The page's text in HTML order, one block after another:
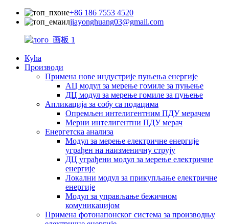
+86 186 7553 4520
jiayonghuang03@gmail.com
Кућа
Производи
Примена нове индустрије пуњења енергије
АЦ модул за мерење гомиле за пуњење
ДЦ модул за мерење гомиле за пуњење
Апликација за собу са подацима
Опремљен интелигентним ПДУ мерачем
Мерни интелигентни ПДУ мерач
Енергетска анализа
Модул за мерење електричне енергије
уграђен на наизменичну струју
ДЦ уграђени модул за мерење електричне
енергије
Локални модул за прикупљање електричне
енергије
Модул за управљање бежичном
комуникацијом
Примена фотонапонског система за производњу